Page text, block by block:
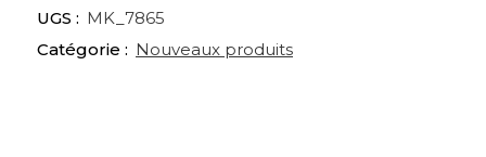
TRANSPARENTE
MAGSAFE
UGS : MK_7865
Catégorie : Nouveaux produits